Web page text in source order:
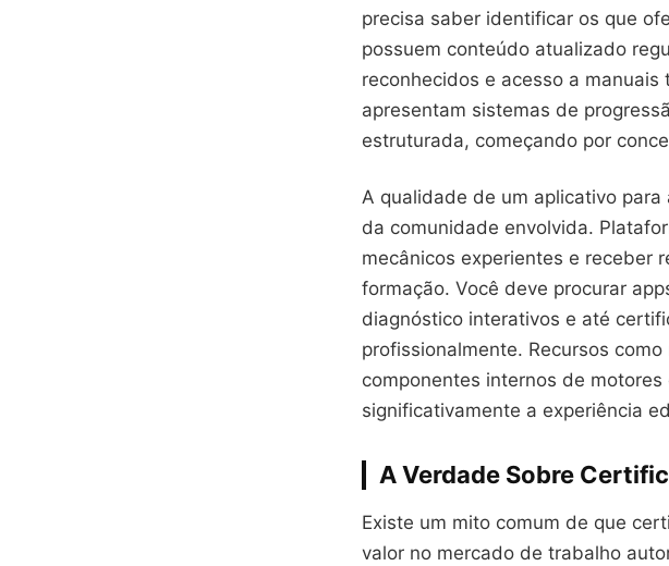
precisa saber identificar os que
possuem conteúdo atualizado
reconhecidos e acesso a
apresentam sistemas de
estruturada, começando por
A qualidade de um aplicativo
da comunidade envolvida.
mecânicos experientes e receber
formação. Você deve procurar
diagnóstico interativos e até
profissionalmente. Recursos
componentes internos de
significativamente a experiência
A Verdade Sobre
Existe um mito comum de que
valor no mercado de trabalho